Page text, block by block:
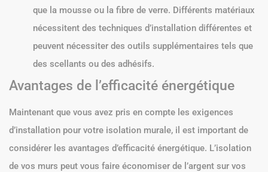
que la mousse ou la fibre de verre. Différents matériaux
nécessitent des techniques d’installation différentes et
peuvent nécessiter des outils supplémentaires tels que
des scellants ou des adhésifs.
Avantages de l’efficacité énergétique
Maintenant que vous avez pris en compte les exigences
d’installation pour votre isolation murale, il est important de
considérer les avantages d’efficacité énergétique. L’isolation
de vos murs peut vous faire économiser de l’argent sur vos